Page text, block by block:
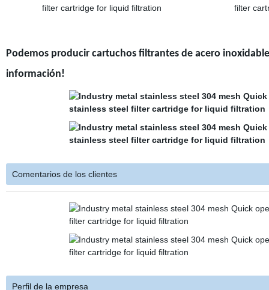
Podemos producir cartuchos filtrantes de acero
información!
Comentarios de los clientes
Perfil de la empresa